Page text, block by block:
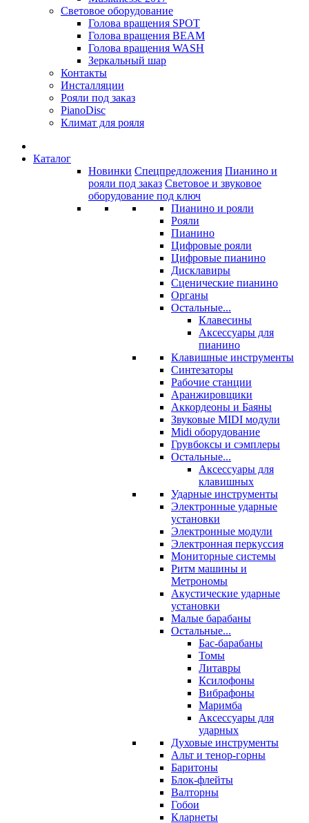
Световое оборудование
Голова вращения SPOT
Голова вращения BEAM
Голова вращения WASH
Зеркальный шар
Контакты
Инсталляции
Рояли под заказ
PianoDisc
Климат для рояля
Каталог
Новинки Спецпредложения Пианино и
рояли под заказ Световое и звуковое
оборудование под ключ
Пианино и рояли
Рояли
Пианино
Цифровые рояли
Цифровые пианино
Дисклавиры
Сценические пианино
Органы
Остальные...
Клавесины
Аксессуары для
пианино
Клавишные инструменты
Синтезаторы
Рабочие станции
Аранжировщики
Аккордеоны и Баяны
Звуковые MIDI модули
Midi оборудование
Грувбоксы и сэмплеры
Остальные...
Аксессуары для
клавишных
Ударные инструменты
Электронные ударные
установки
Электронные модули
Электронная перкуссия
Мониторные системы
Ритм машины и
Метрономы
Акустические ударные
установки
Малые барабаны
Остальные...
Бас-барабаны
Томы
Литавры
Ксилофоны
Вибрафоны
Маримба
Аксессуары для
ударных
Духовые инструменты
Альт и тенор-горны
Баритоны
Блок-флейты
Валторны
Гобои
Кларнеты